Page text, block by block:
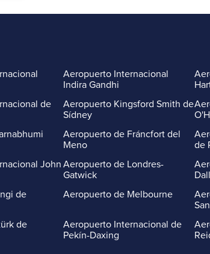
de
John
de
de
Aeropuerto Internacional
Indira Gandhi
Aeropuerto Kingsford Smith de
Sídney
Aeropuerto de Fráncfort del
Meno
Aeropuerto de Londres-
Gatwick
Aeropuerto de Melbourne
Aeropuerto Internacional de
Pekín-Daxing
de